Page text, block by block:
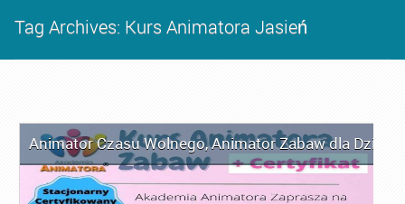
Tag Archives: Kurs Animatora Jasień
Animator Czasu Wolnego,Animator Zabaw dla Dzieci